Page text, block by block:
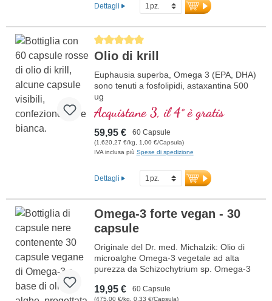
80 - 160 mg di EPA e 158 - 316 mg di
Dosaggio semplice con pipetta. Olio di
alghe Omega-3 vegano di alta qualità con
contenuto naturale di EPA e DHA –
un’alternativa vegetale all’olio di pesce.
maggiori informazioni sull’olio di
alghe Omega-3
Dettagli
Average rating of 5 out of 5 stars
Olio di krill
Euphausia superba, Omega 3 (EPA, DHA)
sono tenuti a fosfolipidi, astaxantina 500
ug
Acquistane 3, il 4° è gratis
59,95 € 60 Capsule
(1.620,27 €/kg, 1,00 €/Capsula)
IVA inclusa più Spese di spedizione
Dettagli
Omega-3 forte vegan - 30
capsule
Originale del Dr. med. Michalzik: Olio di
microalghe Omega-3 vegetale ad alta
purezza da Schizochytrium sp. Omega-3
436 mg di EPA per dose giornaliera (2
19,95 € 60 Capsule
(475,00 €/kg, 0,33 €/Capsula)